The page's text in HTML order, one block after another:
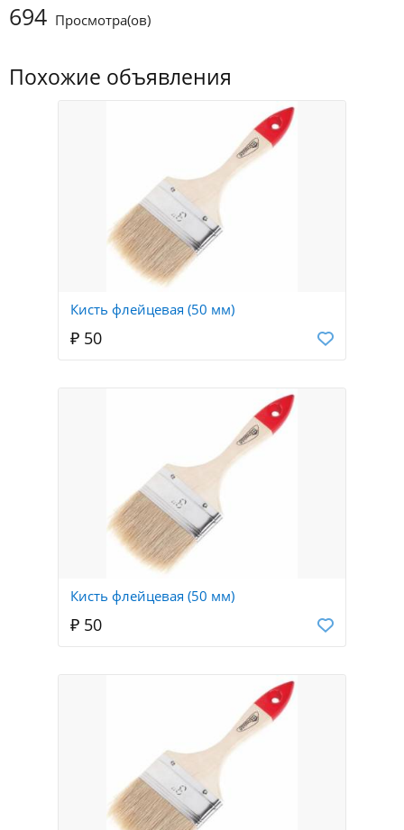
Похожие объявления
Кисть флейцевая (50 мм)
₽ 50
Кисть флейцевая (50 мм)
₽ 50
694 Просмотра(ов)